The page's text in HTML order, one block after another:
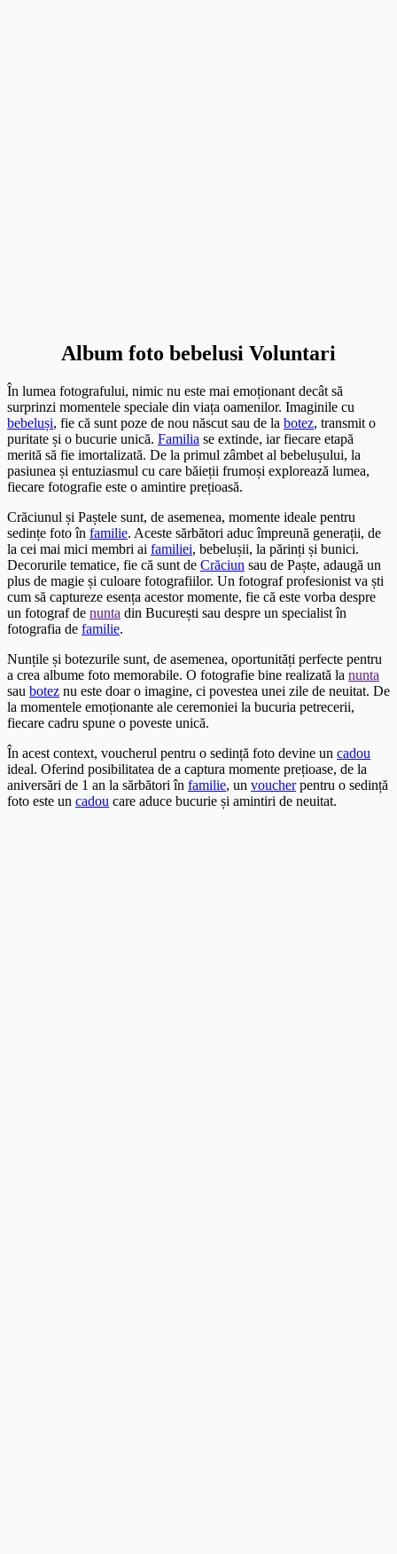
Album foto bebelusi Voluntari
În lumea fotografului, nimic nu este mai emoționant decât să
surprinzi momentele speciale din viața oamenilor. Imaginile cu
bebeluși, fie că sunt poze de nou născut sau de la botez, transmit o
puritate și o bucurie unică. Familia se extinde, iar fiecare etapă
merită să fie imortalizată. De la primul zâmbet al bebelușului, la
pasiunea și entuziasmul cu care băieții frumoși explorează lumea,
fiecare fotografie este o amintire prețioasă.
Crăciunul și Paștele sunt, de asemenea, momente ideale pentru
sedințe foto în familie. Aceste sărbători aduc împreună generații, de
la cei mai mici membri ai familiei, bebelușii, la părinți și bunici.
Decorurile tematice, fie că sunt de Crăciun sau de Paște, adaugă un
plus de magie și culoare fotografiilor. Un fotograf profesionist va ști
cum să captureze esența acestor momente, fie că este vorba despre
un fotograf de nunta din București sau despre un specialist în
fotografia de familie.
Nunțile și botezurile sunt, de asemenea, oportunități perfecte pentru
a crea albume foto memorabile. O fotografie bine realizată la nunta
sau botez nu este doar o imagine, ci povestea unei zile de neuitat. De
la momentele emoționante ale ceremoniei la bucuria petrecerii,
fiecare cadru spune o poveste unică.
În acest context, voucherul pentru o sedință foto devine un cadou
ideal. Oferind posibilitatea de a captura momente prețioase, de la
aniversări de 1 an la sărbători în familie, un voucherpentru o sedință
foto este un cadou care aduce bucurie și amintiri de neuitat.